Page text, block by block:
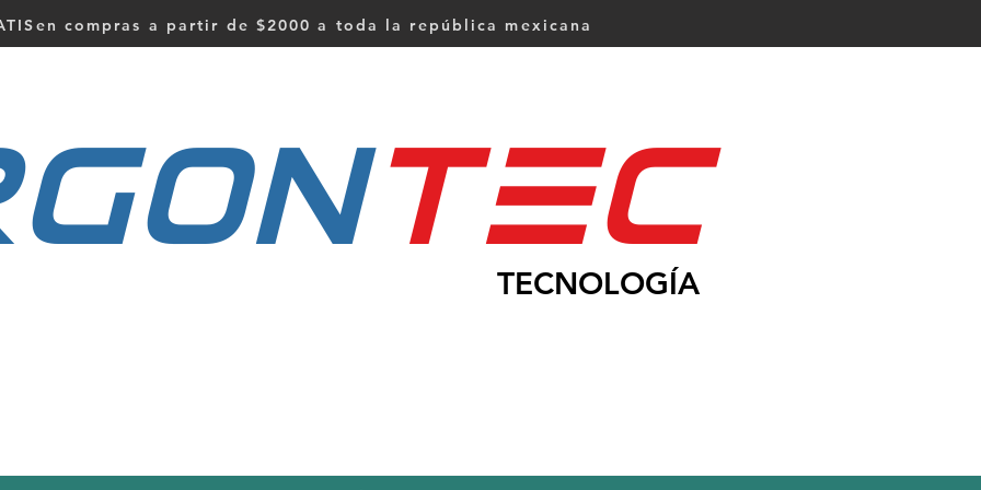
compras a partir de $2000 a toda la república mexicana
tEc
TECNOLOGÍA